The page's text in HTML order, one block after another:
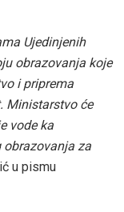
Ujedinjenih
obrazovanja koje
i priprema
Ministarstvo će
vode ka
za
u pismu